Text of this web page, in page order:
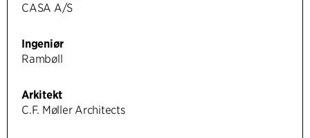
CASA A/S
Ingeniør
Rambøll
Arkitekt
C.F. Møller Architects